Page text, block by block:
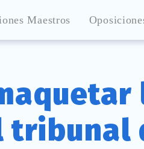
Maestros
tribunal